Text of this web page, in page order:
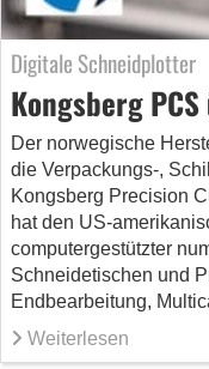
Digitale Schneidplotter
Kongsberg
Der norwegische
die Verpackungs-,
Kongsberg Precision
hat den US-
computergestützter
Schneidetischen und
Endbearbeitung,
Weiterlesen